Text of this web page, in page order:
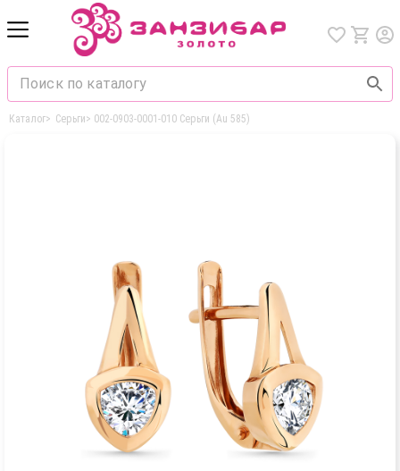
Каталог> Серьги> 002-0903-0001-010 Серьги (Au 585)